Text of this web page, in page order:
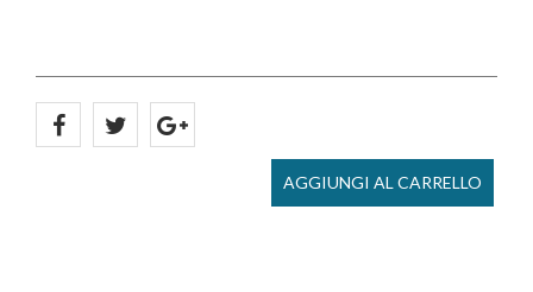
AGGIUNGI AL CARRELLO